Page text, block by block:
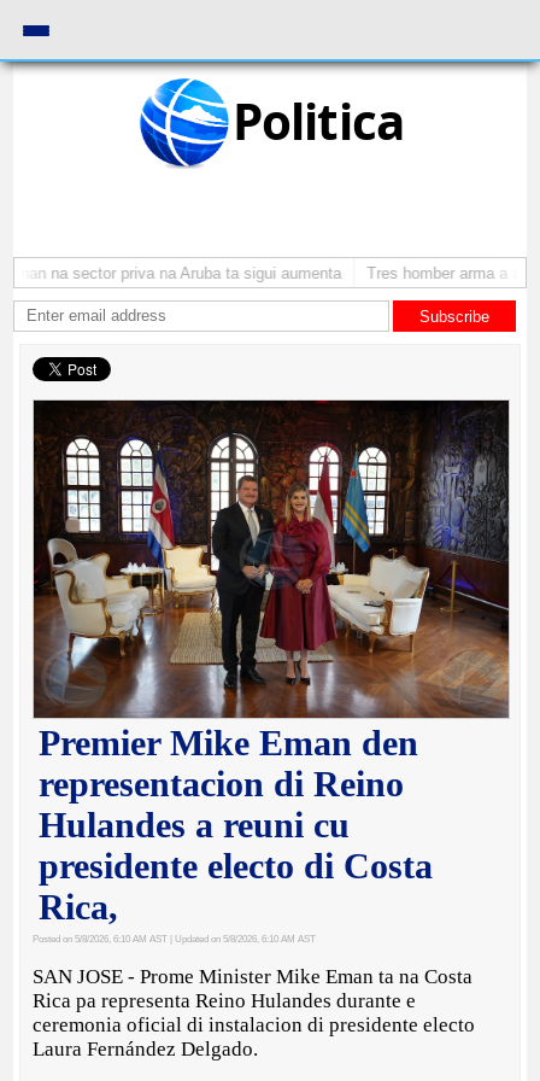
Politica
na sector priva na Aruba ta sigui aumenta Tres homber arma a
Subscribe
Premier Mike Eman den
representacion di Reino
Hulandes a reuni cu
presidente electo di Costa
Rica,
Posted on 5/8/2026, 6:10 AM AST | Updated on 5/8/2026, 6:10 AM AST
SAN JOSE - Prome Minister Mike Eman ta na Costa
Rica pa representa Reino Hulandes durante e
ceremonia oficial di instalacion di presidente electo
Laura Fernández Delgado.